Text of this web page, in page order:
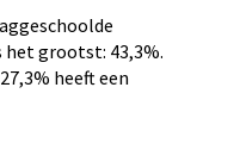
het grootst: 43,3%.
heeft een